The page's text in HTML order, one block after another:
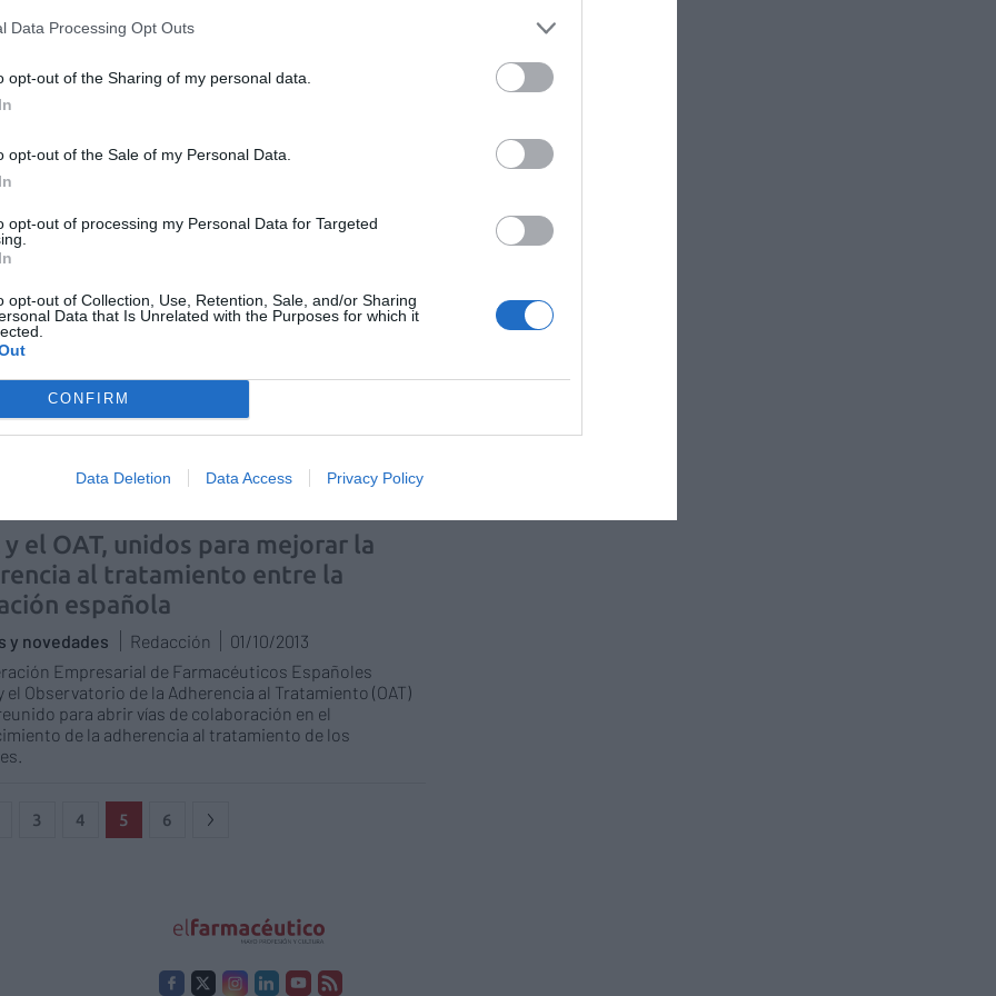
Data Processing Opt Outs
opt-out of the Sharing of my personal data.
opt-out of the Sale of my Personal Data.
opt-out of processing my Personal Data for Targeted
opt-out of Collection, Use, Retention, Sale, and/or Sharing
Data that Is Unrelated with the Purposes for which it
CONFIRM
Data Deletion Data Access Privacy Policy
al tratamiento, temas de
2014
y novedades Redacción
04/12/2013
22 de marzo de 2014, la ciudad de Mojácar (Almería)
a la celebración de la decimotercera edición del
Simpodáder.
fundamental en la adherencia
VIH/SIDA
por la OMS, el Día Mundial del Sida, fecha en la que
para generar una mayor conciencia de lo que
por el Registro Nacional de Sida, en 2011 se
de infección por VIH, lo que pone de manifiesto la
principal herramienta de control.
y el OAT, unidos para mejorar la
al tratamiento entre la
española
y novedades Redacción
01/10/2013
Empresarial de Farmacéuticos Españoles
el Observatorio de la Adherencia al Tratamiento (OAT)
para abrir vías de colaboración en el
de la adherencia al tratamiento de los
3 4 5 6